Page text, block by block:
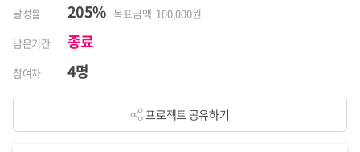
달성률 205% 목표금액 100,000원
남은기간
종료
참여자 4명
프로젝트 공유하기